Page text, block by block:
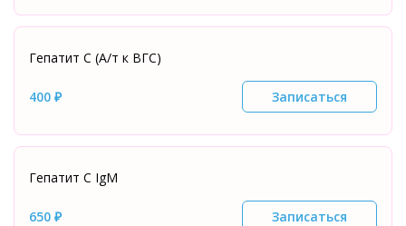
Гепатит С (А/т к ВГС)
400 ₽ Записаться
Гепатит С IgM
650 ₽ Записаться